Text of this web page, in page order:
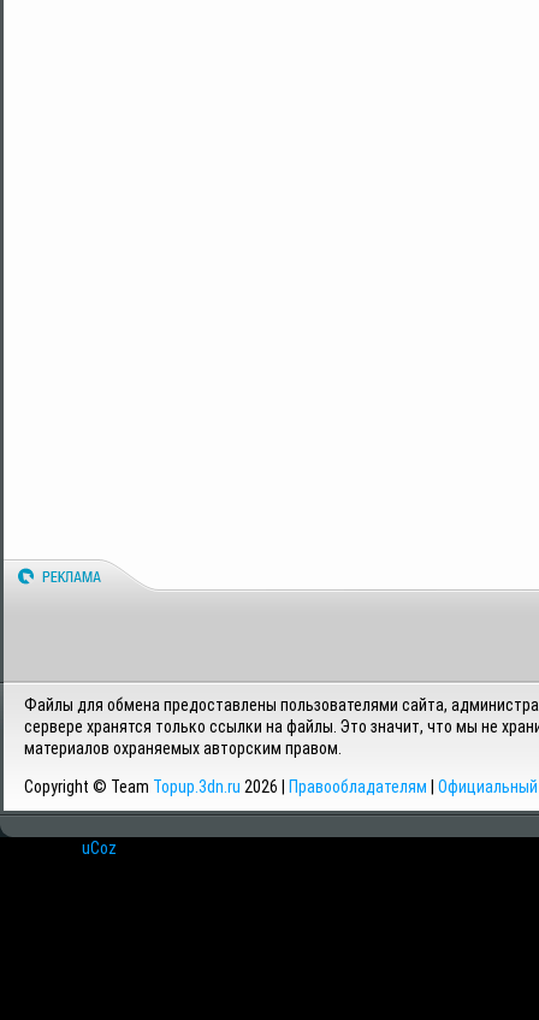
Файлы для обмена предоставлены пользователями сайта,
сервере хранятся только ссылки на файлы. Это значит, что мы не
материалов охраняемых авторским правом.
Copyright © Team Topup.3dn.ru 2026 | Правообладателям Официальный
uCoz